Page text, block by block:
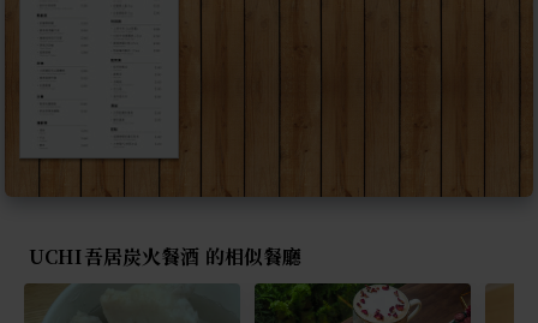
UCHI吾居炭火餐酒 的相似餐廳